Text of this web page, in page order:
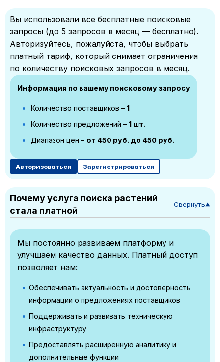
Вы использовали все бесплатные поисковые
запросы (до 5 запросов в месяц — бесплатно).
Авторизуйтесь, пожалуйста, чтобы выбрать
платный тариф, который снимает ограничения
по количеству поисковых запросов в месяц.
Информация по вашему поисковому запросу
Количество поставщиков – 1
Количество предложений – 1 шт.
Диапазон цен – от 450 руб. до 450 руб.
Авторизоваться Зарегистрироваться
Почему услуга поиска растений
стала платной
Свернуть▼
Мы постоянно развиваем платформу и
улучшаем качество данных. Платный доступ
позволяет нам:
Обеспечивать актуальность и достоверность
информации о предложениях поставщиков
Поддерживать и развивать техническую
инфраструктуру
Предоставлять расширенную аналитику и
дополнительные функции